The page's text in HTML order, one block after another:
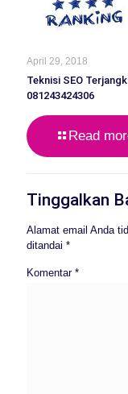
April 29, 2018
Teknisi SEO
081243424306
Read
Tinggalkan
Alamat email Anda
ditandai *
Komentar *